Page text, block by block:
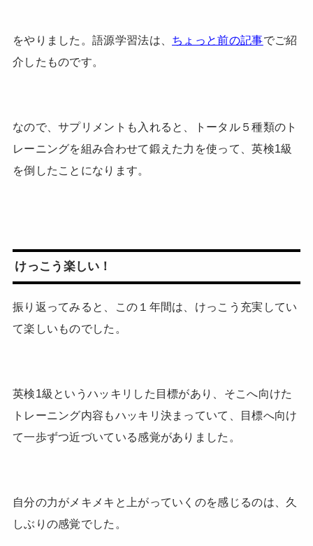
をやりました。語源学習法は、 ちょっと前の記事でご紹
介したものです。
なので、サプリメントも入れると、トータル５種類のト
レーニングを組み合わせて鍛えた力を使って、英検1級
を倒したことになります。
けっこう楽しい！
振り返ってみると、この１年間は、けっこう充実してい
て楽しいものでした。
英検1級というハッキリした目標があり、そこへ向けた
トレーニング内容もハッキリ決まっていて、目標へ向け
て一歩ずつ近づいている感覚がありました。
自分の力がメキメキと上がっていくのを感じるのは、久
しぶりの感覚でした。